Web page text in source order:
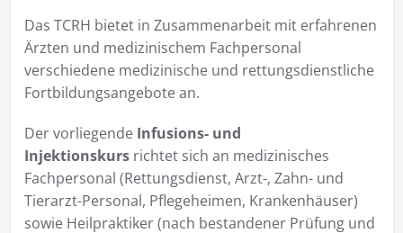
Das TCRH bietet in Zusammenarbeit mit erfahrenen
Ärzten und medizinischem Fachpersonal
verschiedene medizinische und rettungsdienstliche
Fortbildungsangebote an.
Der vorliegende Infusions- und
Injektionskursrichtet sich an medizinisches
Fachpersonal (Rettungsdienst, Arzt-, Zahn- und
Tierarzt-Personal, Pflegeheimen, Krankenhäuser)
sowie Heilpraktiker (nach bestandener Prüfung und